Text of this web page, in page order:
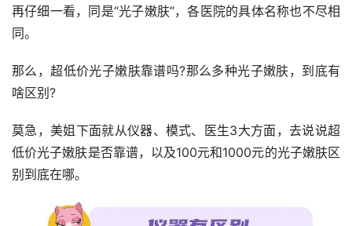
再仔细一看，同是“光子嫩肤”，各医院的具体名称也不尽相
同。
那么，超低价光子嫩肤靠谱吗?那么多种光子嫩肤，到底有
啥区别?
莫急，美姐下面就从仪器、模式、医生3大方面，去说说超
低价光子嫩肤是否靠谱，以及100元和1000元的光子嫩肤区
别到底在哪。